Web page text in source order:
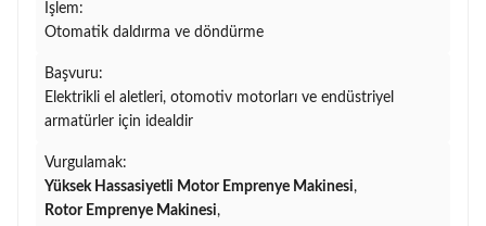
İşlem:
Otomatik daldırma ve döndürme
Başvuru:
Elektrikli el aletleri, otomotiv motorları ve endüstriyel
armatürler için idealdir
Vurgulamak:
Yüksek Hassasiyetli Motor Emprenye Makinesi,
Rotor Emprenye Makinesi,